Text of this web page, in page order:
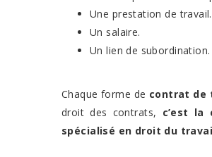
Une prestation de travail.
Un salaire.
Un lien de subordination.
Chaque forme de contrat de
droit des contrats, c’est la
spécialisé en droit du